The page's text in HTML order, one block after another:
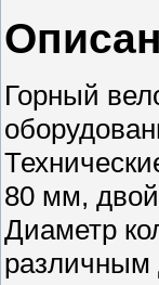
Горный
80 мм,
Диаметр
различным